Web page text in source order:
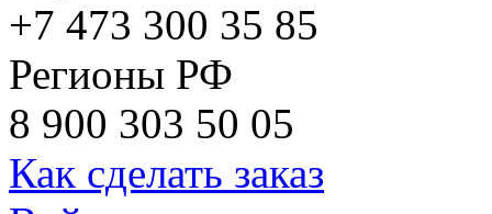
+7 473 300 35 85
Регионы РФ
8 900 303 50 05
Как сделать заказ